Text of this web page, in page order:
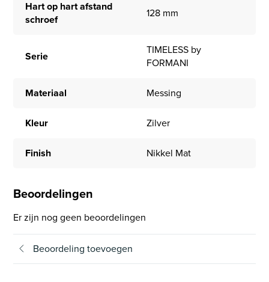
Hart op hart afstand
schroef
128 mm
Serie
TIMELESS by
FORMANI
Materiaal Messing
Kleur Zilver
Finish Nikkel Mat
Beoordelingen
Er zijn nog geen beoordelingen
Beoordeling toevoegen